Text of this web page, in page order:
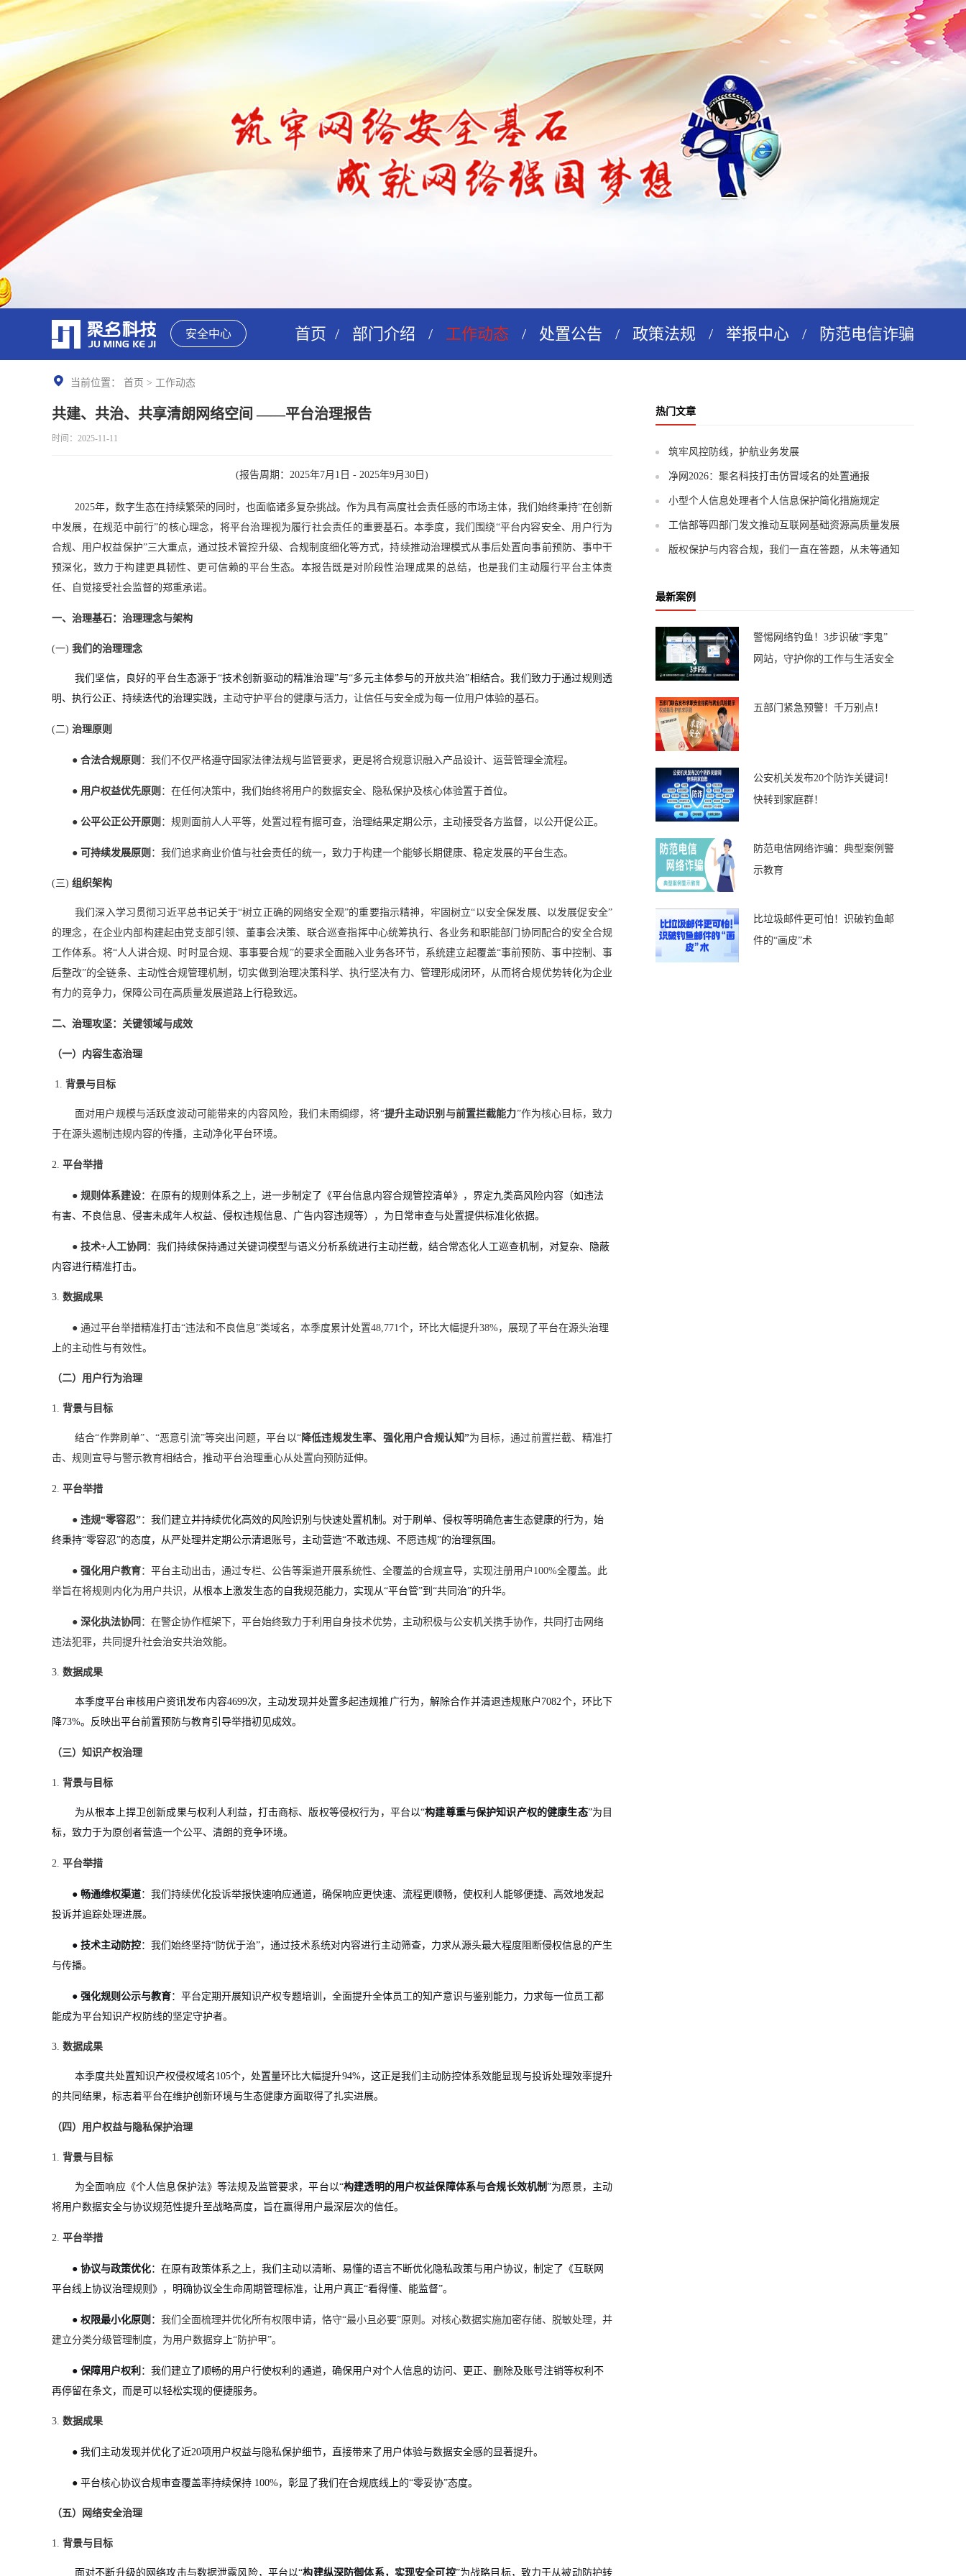
安全中心 首页 / 部门介绍 / 工作动态 / 处置公告 / 政策法规 / 举报中心 / 防范电信诈骗
当前位置： 首页 > 工作动态
共建、共治、共享清朗网络空间 ——平台治理报告
时间：2025-11-11
(报告周期：2025年7月1日 - 2025年9月30日)
2025年，数字生态在持续繁荣的同时，也面临诸多复杂挑战。作为具有高度社会责任感的市场主体，我们始终秉持“在创新
中发展，在规范中前行”的核心理念，将平台治理视为履行社会责任的重要基石。本季度，我们围绕“平台内容安全、用户行为
合规、用户权益保护”三大重点，通过技术管控升级、合规制度细化等方式，持续推动治理模式从事后处置向事前预防、事中干
预深化，致力于构建更具韧性、更可信赖的平台生态。本报告既是对阶段性治理成果的总结，也是我们主动履行平台主体责
任、自觉接受社会监督的郑重承诺。
一、治理基石：治理理念与架构
(一) 我们的治理理念
我们坚信，良好的平台生态源于“技术创新驱动的精准治理”与“多元主体参与的开放共治”相结合。我们致力于通过规则透
明、执行公正、持续迭代的治理实践， 主动守护平台的健康与活力，让信任与安全成为每一位用户体验的基石。
(二) 治理原则
● 合法合规原则 ：我们不仅严格遵守国家法律法规与监管要求，更是将合规意识融入产品设计、运营管理全流程。
● 用户权益优先原则 ：在任何决策中，我们始终将用户的数据安全、隐私保护及核心体验置于首位。
● 公平公正公开原则 ：规则面前人人平等，处置过程有据可查，治理结果定期公示，主动接受各方监督，以公开促公正。
● 可持续发展原则 ：我们追求商业价值与社会责任的统一，致力于构建一个能够长期健康、稳定发展的平台生态。
(三) 组织架构
我们深入学习贯彻习近平总书记关于“树立正确的网络安全观”的重要指示精神，牢固树立“以安全保发展、以发展促安全”
的理念，在企业内部构建起由党支部引领、董事会决策、联合巡查指挥中心统筹执行、各业务和职能部门协同配合的安全合规
工作体系。将“人人讲合规、时时显合规、事事要合规”的要求全面融入业务各环节，系统建立起覆盖“事前预防、事中控制、事
后整改”的全链条、主动性合规管理机制，切实做到治理决策科学、执行坚决有力、管理形成闭环，从而将合规优势转化为企业
有力的竞争力，保障公司在高质量发展道路上行稳致远。
二、治理攻坚：关键领域与成效
（一）内容生态治理
1. 背景与目标
面对用户规模与活跃度波动可能带来的内容风险，我们未雨绸缪，将“提升主动识别与前置拦截能力”作为核心目标，致力
于在源头遏制违规内容的传播，主动净化平台环境。
2. 平台举措
● 规则体系建设： 在原有的规则体系之上，进一步制定了《平台信息内容合规管控清单》，界定九类高风险内容（如违法
有害、不良信息、侵害未成年人权益、侵权违规信息、广告内容违规等），为日常审查与处置提供标准化依据。
● 技术+人工协同 ： 我们持续保持通过关键词模型与语义分析系统进行主动拦截，结合常态化人工巡查机制，对复杂、隐蔽
内容进行精准打击。
3. 数据成果
● 通过平台举措精准打击“违法和不良信息”类域名，本季度累计处置48,771个，环比大幅提升38%，展现了平台在源头治理
上的主动性与有效性。
（二）用户行为治理
1. 背景与目标
结合“作弊刷单”、“恶意引流”等突出问题，平台以“降低违规发生率、强化用户合规认知”为目标，通过前置拦截、精准打
击、规则宣导与警示教育相结合，推动平台治理重心从处置向预防延伸。
2. 平台举措
● 违规“零容忍”： 我们建立并持续优化高效的风险识别与快速处置机制。对于刷单、侵权等明确危害生态健康的行为，始
终秉持“零容忍”的态度，从严处理并定期公示清退账号，主动营造“不敢违规、不愿违规”的治理氛围。
● 强化用户教育：平台主动出击，通过专栏、公告等渠道开展系统性、全覆盖的合规宣导，实现注册用户100%全覆盖。此
举旨在将规则内化为用户共识， 从根本上激发生态的自我规范能力，实现从“平台管”到“共同治”的升华。
● 深化执法协同 ： 在警企协作框架下，平台始终致力于利用自身技术优势，主动积极与公安机关携手协作，共同打击网络
违法犯罪，共同提升社会治安共治效能。
3. 数据成果
本季度平台审核用户资讯发布内容4699次，主动发现并处置多起违规推广行为，解除合作并清退违规账户7082个，环比下
降73%。反映出平台前置预防与教育引导举措初见成效。
（三）知识产权治理
1. 背景与目标
为从根本上捍卫创新成果与权利人利益，打击商标、版权等侵权行为，平台以“构建尊重与保护知识产权的健康生态”为目
标，致力于为原创者营造一个公平、清朗的竞争环境。
2. 平台举措
● 畅通维权渠道：我们持续优化投诉举报快速响应通道，确保响应更快速、流程更顺畅，使权利人能够便捷、高效地发起
投诉并追踪处理进展。
● 技术主动防控：我们始终坚持“防优于治”，通过技术系统对内容进行主动筛查，力求从源头最大程度阻断侵权信息的产生
与传播。
● 强化规则公示与教育：平台定期开展知识产权专题培训，全面提升全体员工的知产意识与鉴别能力，力求每一位员工都
能成为平台知识产权防线的坚定守护者。
3. 数据成果
本季度共处置知识产权侵权域名105个，处置量环比大幅提升94%，这正是我们主动防控体系效能显现与投诉处理效率提升
的共同结果，标志着平台在维护创新环境与生态健康方面取得了扎实进展。
（四）用户权益与隐私保护治理
1. 背景与目标
为全面响应《个人信息保护法》等法规及监管要求，平台以“构建透明的用户权益保障体系与合规长效机制”为愿景，主动
将用户数据安全与协议规范性提升至战略高度，旨在赢得用户最深层次的信任。
2. 平台举措
● 协议与政策优化：在原有政策体系之上，我们主动以清晰、易懂的语言不断优化隐私政策与用户协议，制定了《互联网
平台线上协议治理规则》，明确协议全生命周期管理标准，让用户真正“看得懂、能监督”。
● 权限最小化原则 ： 我们全面梳理并优化所有权限申请，恪守“最小且必要”原则。对核心数据实施加密存储、脱敏处理，并
建立分类分级管理制度，为用户数据穿上“防护甲”。
● 保障用户权利 ：我们建立了顺畅的用户行使权利的通道，确保用户对个人信息的访问、更正、删除及账号注销等权利不
再停留在条文，而是可以轻松实现的便捷服务。
3. 数据成果
● 我们主动发现并优化了近20项用户权益与隐私保护细节，直接带来了用户体验与数据安全感的显著提升。
● 平台核心协议合规审查覆盖率持续保持 100%，彰显了我们在合规底线上的“零妥协”态度。
（五）网络安全治理
1. 背景与目标
面对不断升级的网络攻击与数据泄露风险，平台以“构建纵深防御体系，实现安全可控”为战略目标，致力于从被动防护转
热门文章
筑牢风控防线，护航业务发展
净网2026：聚名科技打击仿冒域名的处置通报
小型个人信息处理者个人信息保护简化措施规定
工信部等四部门发文推动互联网基础资源高质量发展
版权保护与内容合规，我们一直在答题，从未等通知
最新案例
警惕网络钓鱼！3步识破“李鬼”
网站，守护你的工作与生活安全
五部门紧急预警！千万别点！
公安机关发布20个防诈关键词！
快转到家庭群！
防范电信网络诈骗：典型案例警
示教育
比垃圾邮件更可怕！识破钓鱼邮
件的“画皮”术